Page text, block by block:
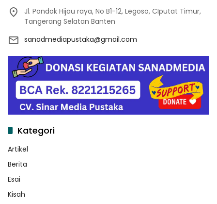
Jl. Pondok Hijau raya, No B1-12, Legoso, CIputat Timur,
Tangerang Selatan Banten
sanadmediapustaka@gmail.com
Kategori
Artikel
Berita
Esai
Kisah